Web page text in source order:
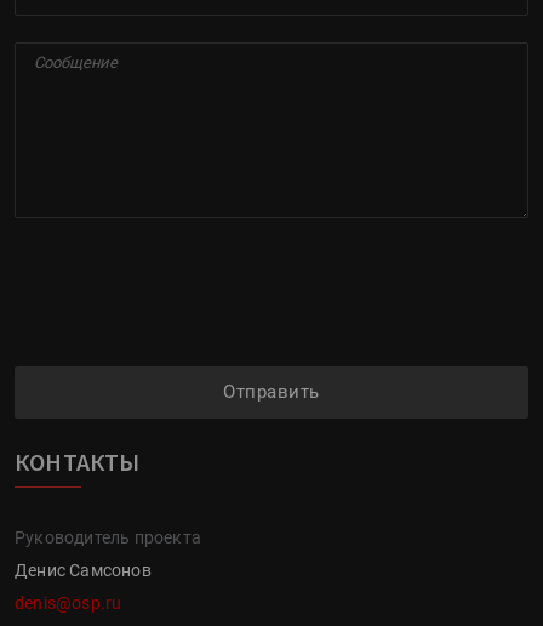
Отправить
КОНТАКТЫ
Руководитель проекта
Денис Самсонов
denis@osp.ru